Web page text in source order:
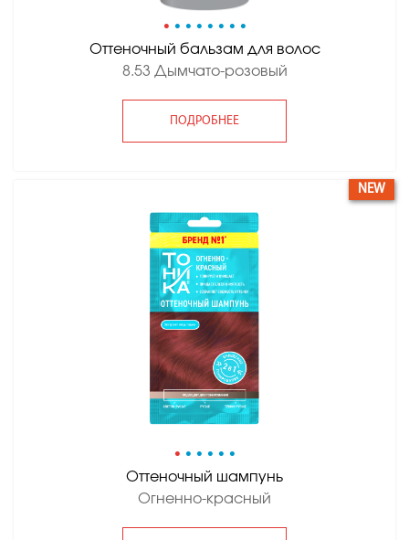
• • • • • • • •
Оттеночный бальзам для волос
8.53 Дымчато-розовый
ПОДРОБНЕЕ
• • • • • •
Оттеночный шампунь
Огненно-красный
NEW